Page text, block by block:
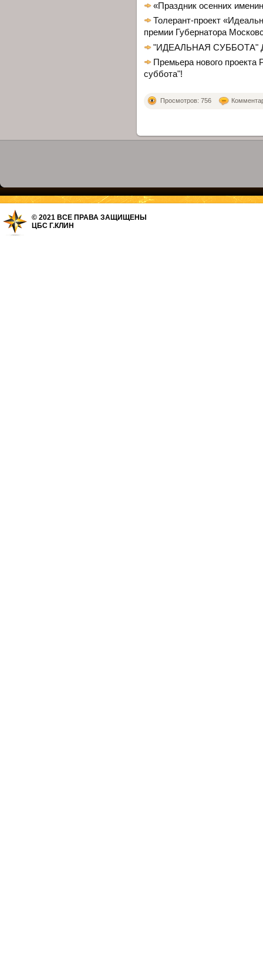
«Праздник осенних
Толерант-проект
премии Губернатора
"ИДЕАЛЬНАЯ
Премьера нового проекта
суббота"!
Просмотров: 756
© 2021 ВСЕ ПРАВА ЗАЩИЩЕНЫ
ЦБС Г.КЛИН